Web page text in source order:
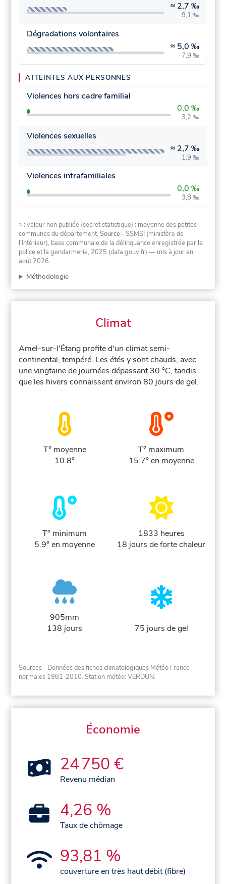
≈ 2,7 ‰
9,1 ‰
Dégradations volontaires
≈ 5,0 ‰
7,9 ‰
ATTEINTES AUX PERSONNES
Violences hors cadre familial
0,0 ‰
3,2 ‰
Violences sexuelles
≈ 2,7 ‰
1,9 ‰
Violences intrafamiliales
0,0 ‰
3,8 ‰
≈ : valeur non publiée (secret statistique) : moyenne des petites
communes du département.Source - SSMSI (ministère de
l'Intérieur), base communale de la délinquance enregistrée par la
police et la gendarmerie, 2025 (data.gouv.fr) — mis à jour en
août 2026.
Méthodologie
Climat
Amel-sur-l'Étang profite d'un climat semi-
continental, tempéré. Les étés y sont chauds, avec
une vingtaine de journées dépassant 30 °C, tandis
que les hivers connaissent environ 80 jours de gel.
T° moyenne
10.8°
T° maximum
15.7° en moyenne
T° minimum
5.9° en moyenne
1833 heures
18 jours de forte chaleur
905mm
138 jours
75 jours de gel
Sources - Données des fiches climatologiques Météo France ·
normales 1981-2010. Station météo: VERDUN.
Économie
24 750 €
Revenu médian
4,26 %
Taux de chômage
93,81 %
couverture en très haut débit (fibre)